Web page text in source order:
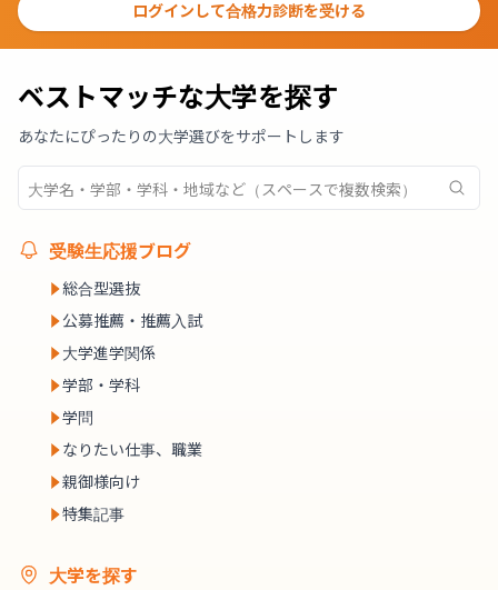
ログインして合格力診断を受ける
ベストマッチな大学を探す
あなたにぴったりの大学選びをサポートします
受験生応援ブログ
総合型選抜
公募推薦・推薦入試
大学進学関係
学部・学科
学問
なりたい仕事、職業
親御様向け
特集記事
大学を探す